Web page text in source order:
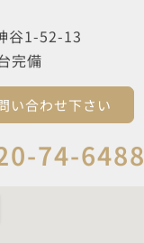
谷1-52-13
完備
い合わせ下さい
74-6488